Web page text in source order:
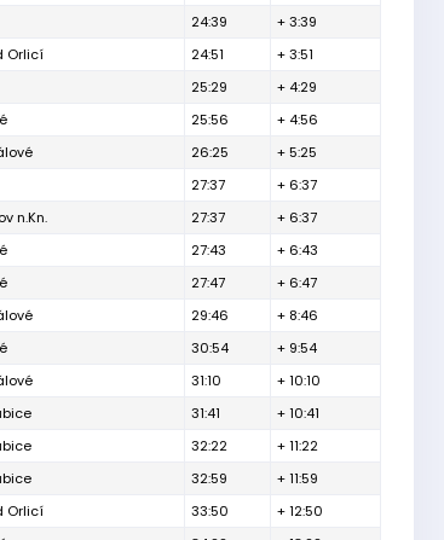
24:39
+ 3:39
Orlicí 24:51
+ 3:51
25:29
+ 4:29
25:56
+ 4:56
26:25
+ 5:25
27:37
+ 6:37
n.Kn. 27:37
+ 6:37
27:43
+ 6:43
27:47
+ 6:47
29:46
+ 8:46
30:54
+ 9:54
31:10
+ 10:10
31:41
+ 10:41
32:22
+ 11:22
32:59
+ 11:59
Orlicí 33:50
+ 12:50